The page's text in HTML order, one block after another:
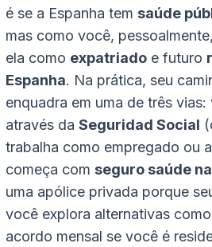
é se a Espanha tem saúde
mas como você,
ela como expatriado e futuro
Espanha. Na prática, seu
enquadra em uma de três
através da Seguridad Social
trabalha como empregado ou
começa com seguro saúde
uma apólice privada porque
você explora alternativas
acordo mensal se você é